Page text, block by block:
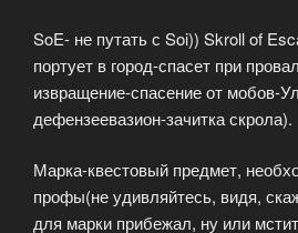
SoE- не путать с Soi)) Skroll of
портует в город-спасет при
извращение-спасение от мобов-
дефензеевазион-зачитка скрола).
Марка-квестовый предмет,
профы(не удивляйтесь, видя,
для марки прибежал, ну или